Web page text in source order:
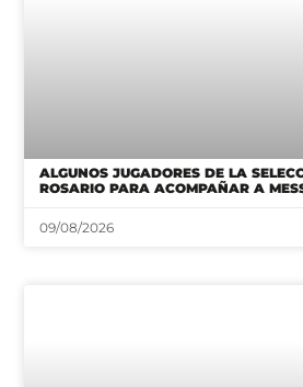
ALGUNOS JUGADORES DE LA
ROSARIO PARA ACOMPAÑAR A
09/08/2026